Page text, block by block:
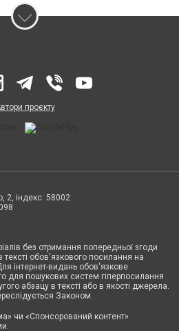
проєкту
2, індекс: 58002
без отримання попередньої згоди
обов'язкового посилання на
інтернет-видань обов'язкове
для пошукових систем гіперпосилання
абзацу в тексті або в якості джерела.
Законом.
чи «Спонсорований контент»